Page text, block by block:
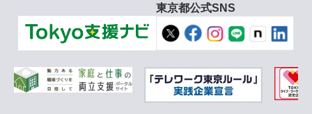
東京都公式SNS